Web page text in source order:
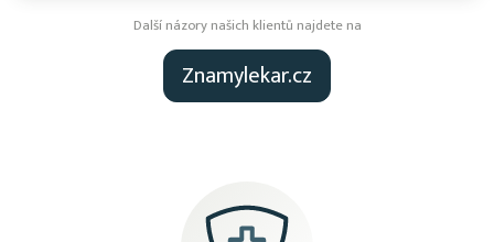
Další názory našich klientů najdete na
Znamylekar.cz